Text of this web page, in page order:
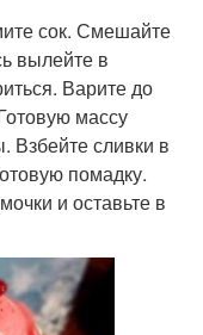
сок. Смешайте
вылейте в
Варите до
массу
Взбейте сливки в
помадку.
и оставьте в